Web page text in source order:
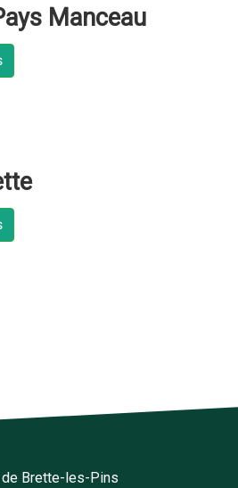
Manceau
de Brette-les-Pins